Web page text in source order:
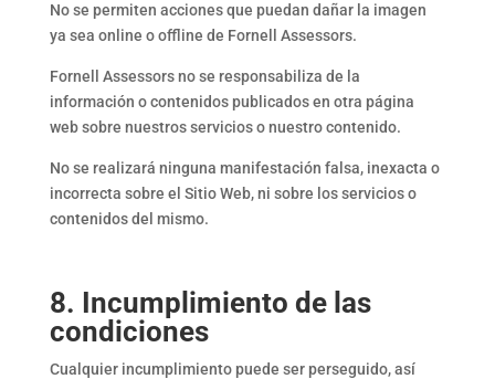
No se permiten acciones que puedan dañar la imagen
ya sea online o offline de Fornell Assessors.
Fornell Assessors no se responsabiliza de la
información o contenidos publicados en otra página
web sobre nuestros servicios o nuestro contenido.
No se realizará ninguna manifestación falsa, inexacta o
incorrecta sobre el Sitio Web, ni sobre los servicios o
contenidos del mismo.
8. Incumplimiento de las
condiciones
Cualquier incumplimiento puede ser perseguido, así